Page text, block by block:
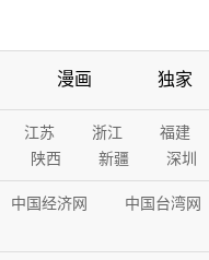
漫画 独家
江苏 浙江 福建
陕西 新疆 深圳
中国经济网 中国台湾网